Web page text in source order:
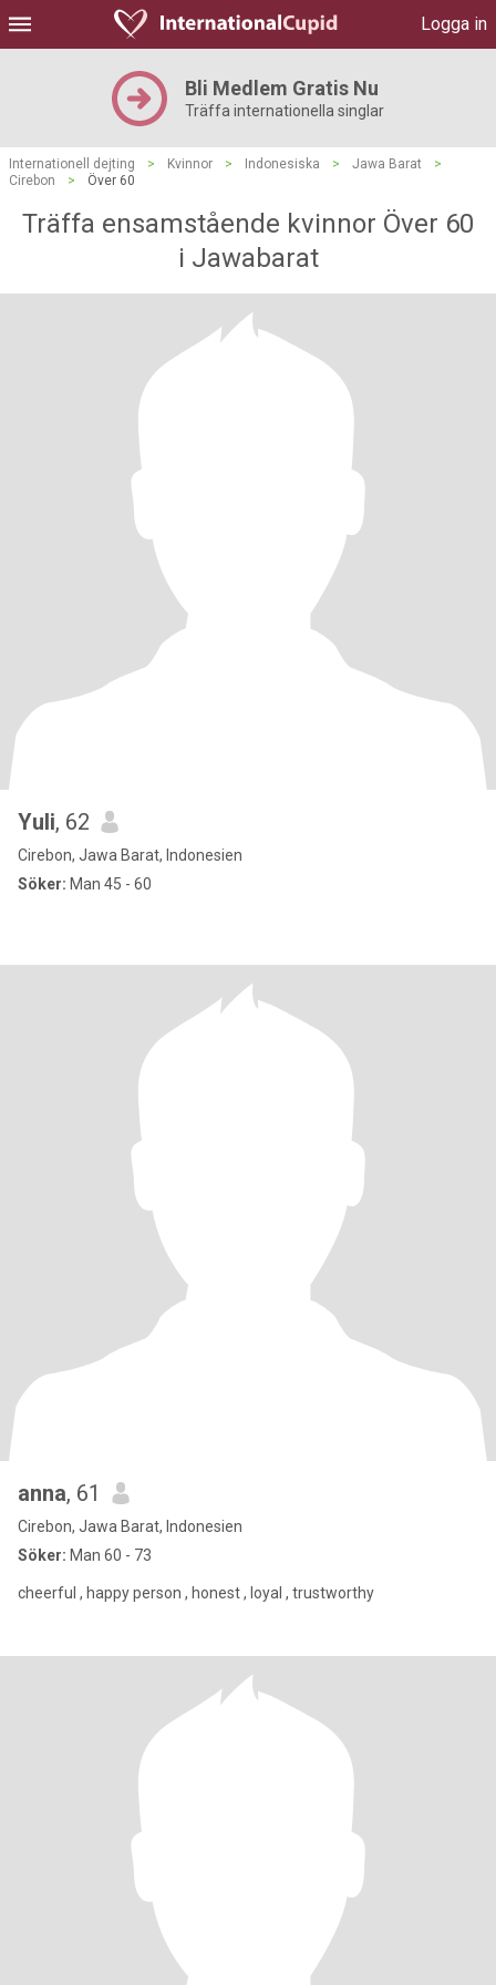
Logga in
Bli Medlem Gratis Nu
Träffa internationella singlar
Internationell dejting > Kvinnor > Indonesiska > Jawa Barat
>
Cirebon
> Över 60
Träffa ensamstående kvinnor Över 60
i Jawabarat
Yuli, 62
Cirebon, Jawa Barat, Indonesien
Söker: Man 45 - 60
anna, 61
Cirebon, Jawa Barat, Indonesien
Söker: Man 60 - 73
cheerful , happy person , honest , loyal , trustworthy